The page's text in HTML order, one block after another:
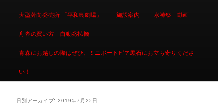
大型外向発売所 「平和島劇場」 施設案内 水神祭 動画
舟券の買い方 自動発払機
青森にお越しの際はぜひ、ミニボートピア黒石にお立ち寄りくださ
い！
日別アーカイブ:2019年7月22日